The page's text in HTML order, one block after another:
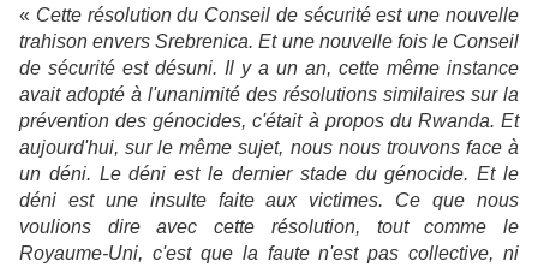
« Cette résolution du Conseil de sécurité est une nouvelle
trahison envers Srebrenica. Et une nouvelle fois le Conseil
de sécurité est désuni. Il y a un an, cette même instance
avait adopté à l'unanimité des résolutions similaires sur la
prévention des génocides, c'était à propos du Rwanda. Et
aujourd'hui, sur le même sujet, nous nous trouvons face à
un déni. Le déni est le dernier stade du génocide. Et le
déni est une insulte faite aux victimes. Ce que nous
voulions dire avec cette résolution, tout comme le
Royaume-Uni, c'est que la faute n'est pas collective, ni